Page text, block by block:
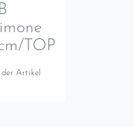
TOP
der Artikel